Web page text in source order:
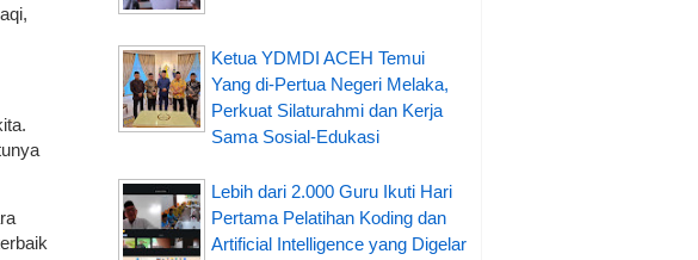
Ketua YDMDI ACEH Temui
Yang di-Pertua Negeri Melaka,
Perkuat Silaturahmi dan Kerja
Sama Sosial-Edukasi
Lebih dari 2.000 Guru Ikuti Hari
Pertama Pelatihan Koding dan
Artificial Intelligence yang Digelar